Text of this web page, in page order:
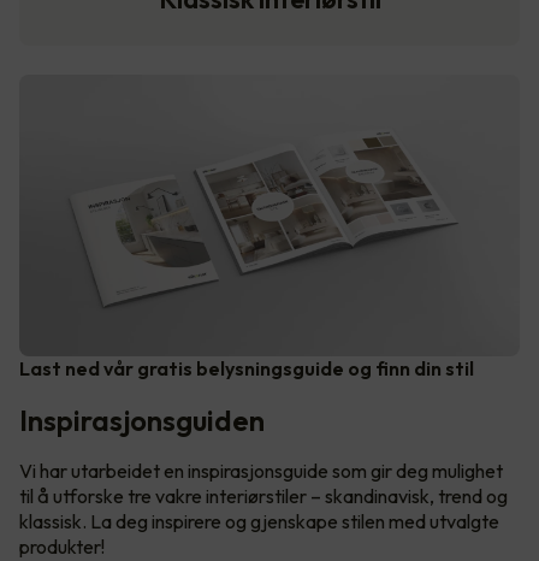
Last ned vår gratis belysningsguide og finn din stil
Inspirasjonsguiden
Vi har utarbeidet en inspirasjonsguide som gir deg mulighet
til å utforske tre vakre interiørstiler – skandinavisk, trend og
klassisk. La deg inspirere og gjenskape stilen med utvalgte
produkter!